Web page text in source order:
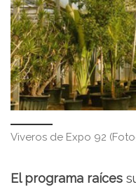
Viveros de Expo 92
El programa raíces